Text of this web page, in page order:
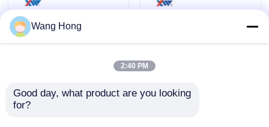
যোগাযোগ করুন
উদ্ধৃতির জন্য আবেদন
10KV জিঙ্ক অক্সাইড গ্যাপলেস
Wang Hong
2:40 PM
Good day, what product are you looking
for?